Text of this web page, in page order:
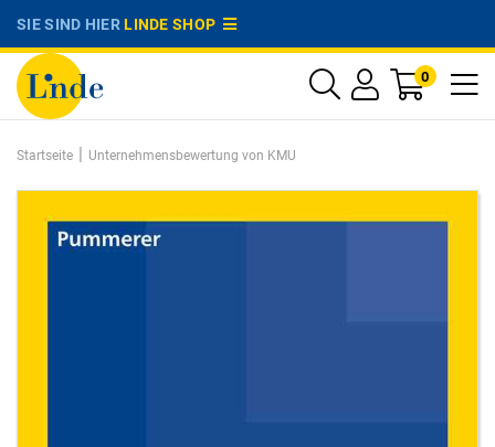
SIE SIND HIERLINDE SHOP
0
Startseite | Unternehmensbewertung von KMU